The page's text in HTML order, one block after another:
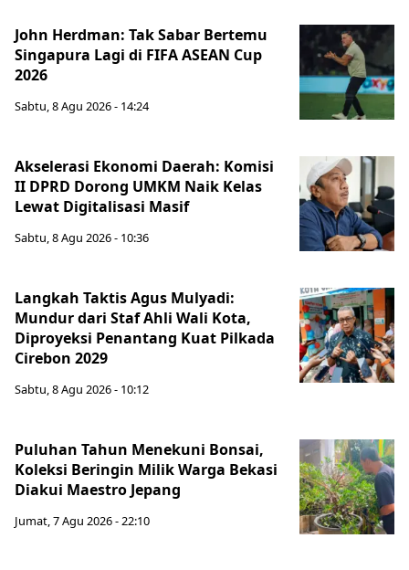
John Herdman: Tak Sabar Bertemu
Singapura Lagi di FIFA ASEAN Cup
2026
Sabtu, 8 Agu 2026 - 14:24
Akselerasi Ekonomi Daerah: Komisi
II DPRD Dorong UMKM Naik Kelas
Lewat Digitalisasi Masif
Sabtu, 8 Agu 2026 - 10:36
Langkah Taktis Agus Mulyadi:
Mundur dari Staf Ahli Wali Kota,
Diproyeksi Penantang Kuat Pilkada
Cirebon 2029
Sabtu, 8 Agu 2026 - 10:12
Puluhan Tahun Menekuni Bonsai,
Koleksi Beringin Milik Warga Bekasi
Diakui Maestro Jepang
Jumat, 7 Agu 2026 - 22:10